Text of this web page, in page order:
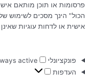
פרסומות או תוכן מותאם
הכול" הינך מסכים לשימוש
אישית או לדחות עוגיות
פונקציונלי
active
העדפות